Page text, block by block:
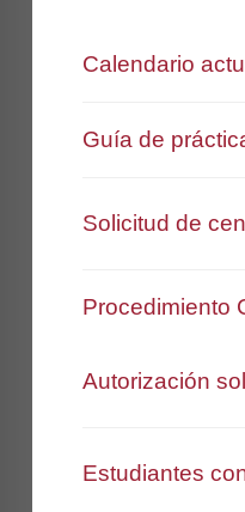
Calendario
Guía de
Solicitud de
Procedimiento
Autorización
Estudiantes